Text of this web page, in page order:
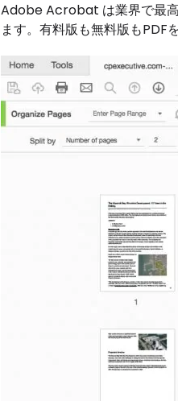
Adobe Acrobat は業界で最高
ます。有料版も無料版もPDF